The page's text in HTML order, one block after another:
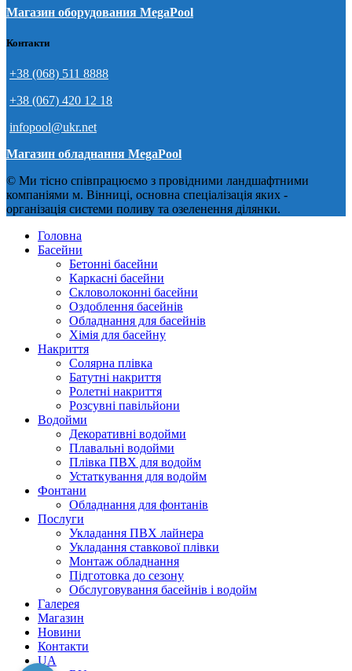
Магазин оборудования MegaPool
Контакти
+38 (068) 511 8888
+38 (067) 420 12 18
infopool@ukr.net
Магазин обладнання MegaPool
© Ми тісно співпрацюємо з провідними ландшафтними
компаніями м. Вінниці, основна спеціалізація яких -
організація системи поливу та озеленення ділянки.
Головна
Басейни
Бетонні басейни
Каркасні басейни
Скловолоконні басейни
Оздоблення басейнів
Обладнання для басейнів
Хімія для басейну
Накриття
Солярна плівка
Батутні накриття
Ролетні накриття
Розсувні павільйони
Водойми
Декоративні водойми
Плавальні водойми
Плівка ПВХ для водойм
Устаткування для водойм
Фонтани
Обладнання для фонтанів
Послуги
Укладання ПВХ лайнера
Укладання ставкової плівки
Монтаж обладнання
Підготовка до сезону
Обслуговування басейнів і водойм
Галерея
Магазин
Новини
Контакти
UA